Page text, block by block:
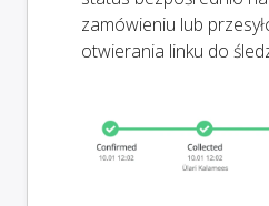
zamówieniu lub
otwierania linku do